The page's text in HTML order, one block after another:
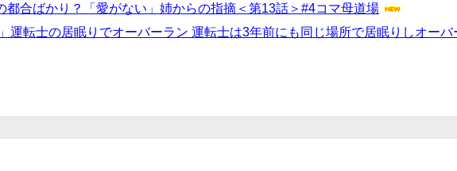
都合ばかり？「愛がない」姉からの指摘＜第13話＞#4コマ母道場
運転士の居眠りでオーバーラン 運転士は3年前にも同じ場所で居眠りしオー